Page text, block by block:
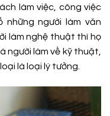
làm việc, công việc
những người làm văn
làm nghệ thuật thì họ
người làm về kỹ thuật,
là loại lý tưởng.